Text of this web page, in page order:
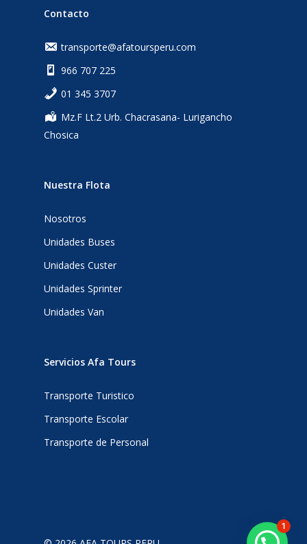
Contacto
transporte@afatoursperu.com
966 707 225
‎01 345 3707
Mz.F Lt.2 Urb. Chacrasana- Lurigancho
Chosica
Nuestra Flota
Nosotros
Unidades Buses
Unidades Custer
Unidades Sprinter
Unidades Van
Servicios Afa Tours
Transporte Turistico
Transporte Escolar
Transporte de Personal
1